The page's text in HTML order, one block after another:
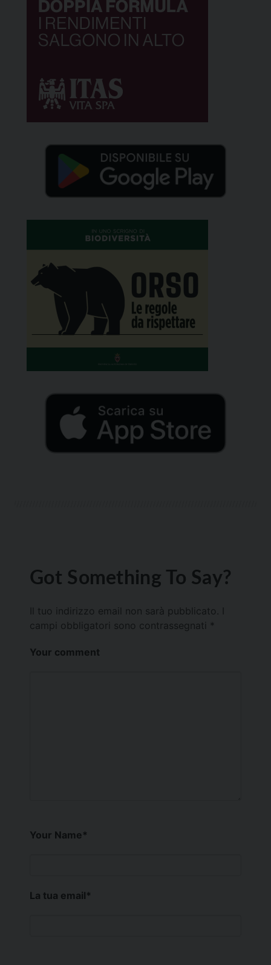
Got Something To Say?
Il tuo indirizzo email non sarà pubblicato.
campi obbligatori sono contrassegnati *
Your comment
Your Name*
La tua email*